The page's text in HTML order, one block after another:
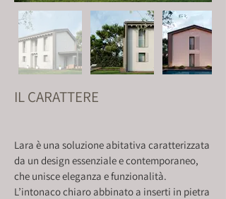
IL CARATTERE
Lara è una soluzione abitativa caratterizzata
da un design essenziale e contemporaneo,
che unisce eleganza e funzionalità.
L’intonaco chiaro abbinato a inserti in pietra